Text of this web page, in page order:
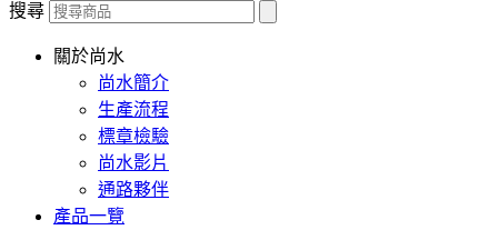
搜尋
關於尚水
尚水簡介
生產流程
標章檢驗
尚水影片
通路夥伴
產品一覽